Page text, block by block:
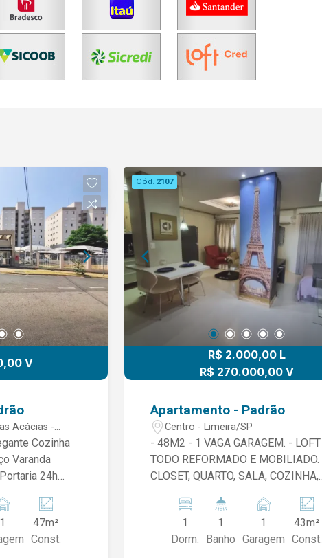
V
Acácias -
Cozinha
Varanda
24h
vôlei Espaço
24h
para
1
47m²
Const.
Cód. 2107
R$ 2.000,00 L
R$ 270.000,00 V
Apartamento - Padrão
Centro - Limeira/SP
- 48M2 - 1 VAGA GARAGEM. - LOFT
TODO REFORMADO E MOBILIADO. -
CLOSET, QUARTO, SALA, COZINHA,
CONDICIONADO. - ÁREA DE LAZER
COM PISCINA, CHURRASQUEIRA,
FORNO, SAUNA, LAVANDERIA. -NÃO
1
Dorm.
1
Banho
1
Garagem
43m²
Const.